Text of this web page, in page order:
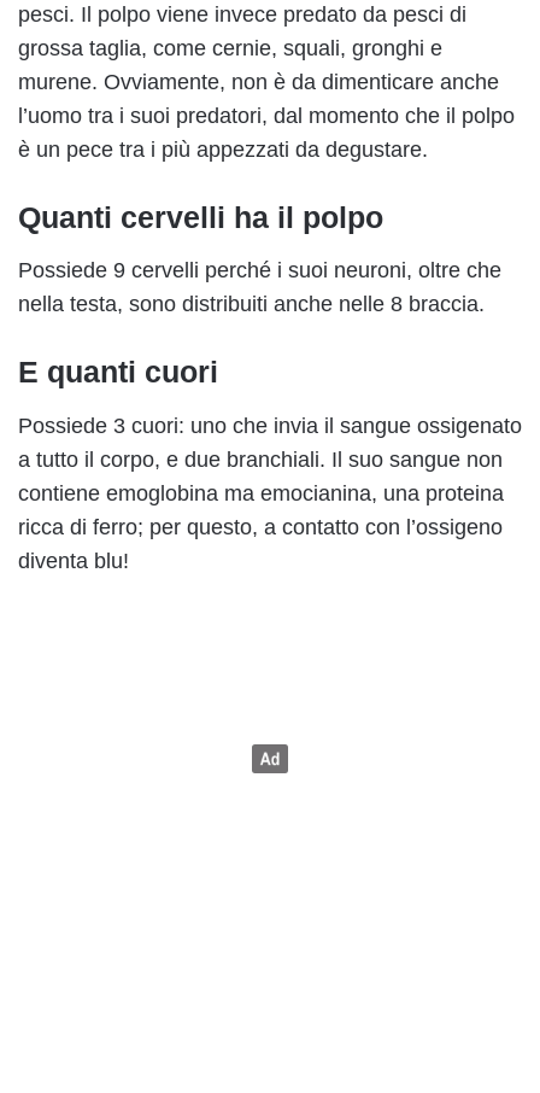
pesci. Il polpo viene invece predato da pesci di
grossa taglia, come cernie, squali, gronghi e
murene. Ovviamente, non è da dimenticare anche
l’uomo tra i suoi predatori, dal momento che il polpo
è un pece tra i più appezzati da degustare.
Quanti cervelli ha il polpo
Possiede 9 cervelli perché i suoi neuroni, oltre che
nella testa, sono distribuiti anche nelle 8 braccia.
E quanti cuori
Possiede 3 cuori: uno che invia il sangue ossigenato
a tutto il corpo, e due branchiali. Il suo sangue non
contiene emoglobina ma emocianina, una proteina
ricca di ferro; per questo, a contatto con l’ossigeno
diventa blu!